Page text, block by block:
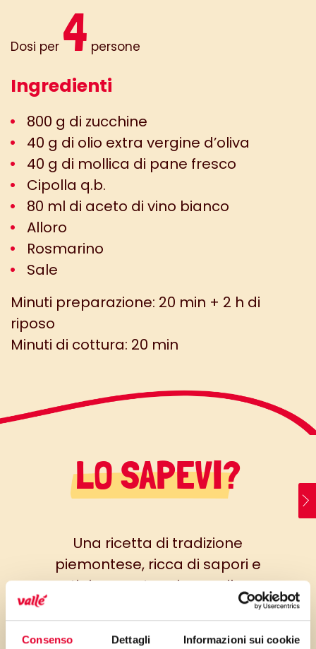
Consenso Dettagli Informazioni sui cookie
Dosi per 4 persone
Ingredienti
800 g di zucchine
40 g di olio extra vergine d’oliva
40 g di mollica di pane fresco
Cipolla q.b.
80 ml di aceto di vino bianco
Alloro
Rosmarino
Sale
Minuti preparazione: 20 min + 2 h di
riposo
Minuti di cottura: 20 min
LO SAPEVI?
Una ricetta di tradizione
piemontese, ricca di sapori e
tipicamente primaverile,
rallegrerà la nostra tavola. La